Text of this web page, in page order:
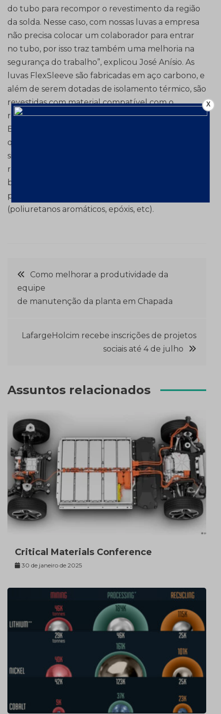
do tubo para recompor o revestimento da região
da solda. Nesse caso, com nossas luvas a empresa
não precisa colocar um colaborador para entrar
no tubo, por isso traz também uma melhoria na
segurança do trabalho”, explicou José Anísio. As
luvas FlexSleeve são fabricadas em aço carbono, e
além de serem dotadas de isolamento térmico, são
revestidas com material compatível com o
revestimento interno do duto e são providas de
Bore Seals, vedações periféricas em elastômero,
que asseguram a estanqueidade entre as luvas. O
sistema pode ser aplicado em diversos tipos de
revestimentos internos de dutos, de altas ou
baixas espessuras, tais como poliuretano, borracha,
polietileno de alta densidade; cimento, tintas
(poliuretanos aromáticos, epóxis, etc).
Navegação
de
Como melhorar a produtividade da
equipe
de manutenção da planta em Chapada
LafargeHolcim recebe inscrições de projetos
sociais até 4 de julho
Assuntos relacionados
Critical Materials Conference
30 de janeiro de 2025
X